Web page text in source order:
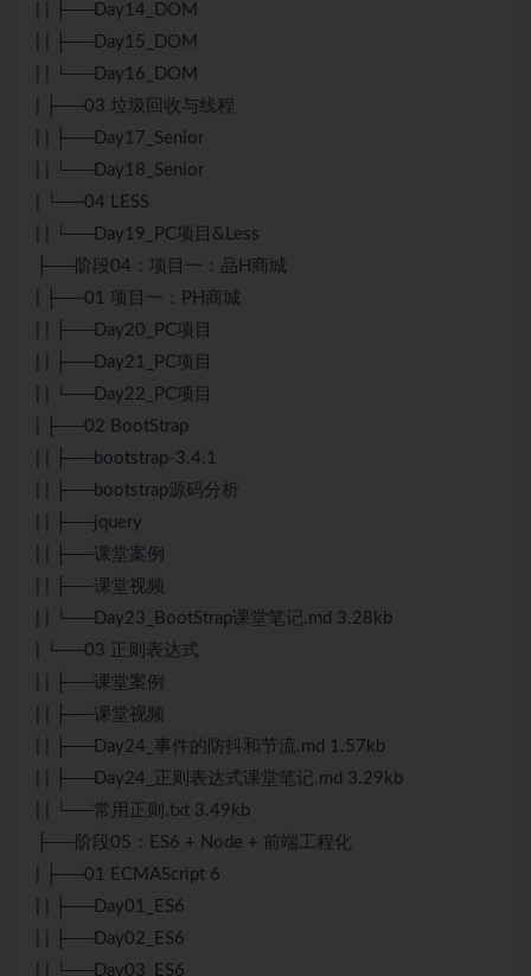
| | ├──Day14_DOM
| | ├──Day15_DOM
| | └──Day16_DOM
| ├──03 垃圾回收与线程
| | ├──Day17_Senior
| | └──Day18_Senior
| └──04 LESS
| | └──Day19_PC项目&Less
├──阶段04：项目一：品H商城
| ├──01 项目一：PH商城
| | ├──Day20_PC项目
| | ├──Day21_PC项目
| | └──Day22_PC项目
| ├──02 BootStrap
| | ├──bootstrap-3.4.1
| | ├──bootstrap源码分析
| | ├──jquery
| | ├──课堂案例
| | ├──课堂视频
| | └──Day23_BootStrap课堂笔记.md 3.28kb
| └──03 正则表达式
| | ├──课堂案例
| | ├──课堂视频
| | ├──Day24_事件的防抖和节流.md 1.57kb
| | ├──Day24_正则表达式课堂笔记.md 3.29kb
| | └──常用正则.txt 3.49kb
├──阶段05：
ES6 + Node + 前端工程化
| ├──01 ECMAScript 6
| | ├──Day01_
ES6
| | ├──Day02_ES6
| | └──Day03_ES6